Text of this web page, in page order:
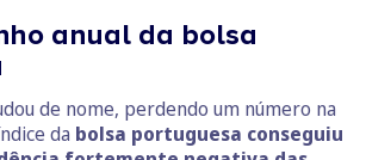
anual da bolsa
de nome, perdendo um número na
da bolsa portuguesa conseguiu